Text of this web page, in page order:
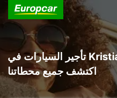
تأجير السيارات في Kristianstads kommun :
اكتشف جميع محطاتنا